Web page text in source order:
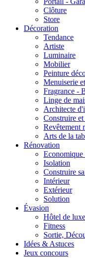
Clôture
Store
Décoration
Tendance
Artiste
Luminaire
Mobilier
Peinture
Menuiserie
Fragrance -
Linge de
Architecte
Construire
Revêtement
Arts de la
Rénovation
Economique
Isolation
Construire
Intérieur
Extérieur
Solution
Évasion
Hôtel de luxe
Fitness
Sortie,
Idées & Astuces
Jeux concours